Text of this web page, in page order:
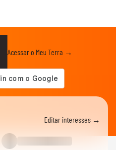
Acessar o Meu Terra →
Editar interesses →